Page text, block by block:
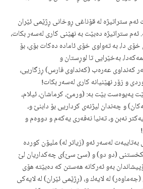
ئه‌م ستراتیژه‌ له‌ قۆناغی ڕوخانی ڕژێمی ئێران
ئه‌م ستراتیژه‌ ده‌بێت به‌ نهێنی كاری له‌سه‌ر بكات،
دا، به‌ ته‌واوی خۆی ئاماده‌ ده‌كات بۆی، بۆ
به‌خێرایی تا لوڕستان و
كه‌نداوی عه‌ره‌ب (كه‌نداوی فارس) ڕزگاریی،
و زۆر نهێنیانه‌ كاری له‌سه‌ر بكات!
په‌یوه‌ست بێت به‌: (ورمێ، كرماشان، ئیلام،
و چه‌ندان لیژنه‌ی كرداریی بۆ دابنێ و،
نه‌بن و، ته‌نیا نه‌فه‌ری یه‌كه‌م و دووه‌م و
له‌سه‌ر ئه‌و (زیاتر له‌) ملیۆن كورده‌
(دو دو) و (سێ سێ)ی چه‌كداریان لێ
به‌و ئه‌ركانه‌ هه‌ستن كه‌ ده‌بێته‌ هۆی
له‌ لایه‌ك و، (ڕژێمی ئێران) له‌ لایه‌كی